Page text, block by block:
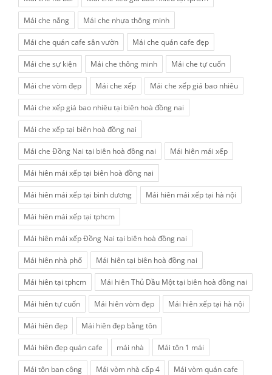
Mái che nắng Mái che nhựa thông minh
Mái che quán cafe sân vườn Mái che quán cafe đẹp
Mái che sự kiện Mái che thông minh Mái che tự cuốn
Mái che vòm đẹp Mái che xếp Mái che xếp giá bao nhiêu
Mái che xếp giá bao nhiêu tại biên hoà đồng nai
Mái che xếp tại biên hoà đồng nai
Mái che Đồng Nai tại biên hoà đồng nai Mái hiên mái xếp
Mái hiên mái xếp tại biên hoà đồng nai
Mái hiên mái xếp tại bình dương Mái hiên mái xếp tại hà nội
Mái hiên mái xếp tại tphcm
Mái hiên mái xếp Đồng Nai tại biên hoà đồng nai
Mái hiên nhà phố Mái hiên tại biên hoà đồng nai
Mái hiên tại tphcm Mái hiên Thủ Dầu Một tại biên hoà đồng nai
Mái hiên tự cuốn Mái hiên vòm đẹp Mái hiên xếp tại hà nội
Mái hiên đẹp Mái hiên đẹp bằng tôn
Mái hiên đẹp quán cafe mái nhà Mái tôn 1 mái
Mái tôn ban công Mái vòm nhà cấp 4 Mái vòm quán cafe